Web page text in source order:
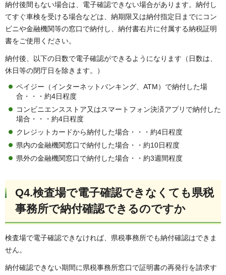
納付後間もない場合は、電子確認できない場合があります。納付し
てすぐ車検を受ける場合などは、納期限又は納付指定日までにコン
ビニや金融機関等の窓口で納付し、納付書右片に付属する納税証明
書をご使用ください。
納付後、以下の日数で電子確認ができるようになります（日数は、
休日等の閉庁日を除きます。）
ペイジー（インターネットバンキング、ATM）で納付した場
合・・・約4日程度
コンビニエンスストア又はスマートフォン決済アプリで納付した
場合・・・約4日程度
クレジットカードから納付した場合・・・約4日程度
県内の金融機関窓口で納付した場合・・約10日程度
県外の金融機関窓口で納付した場合・・約3週間程度
Q4.検査場で電子確認できなくても県税
事務所で納付確認できるのですか
検査場で電子確認できなければ、県税事務所でも納付確認はできま
せん。
納付確認できない期間に県税事務所窓口で証明書の再発行を請求す